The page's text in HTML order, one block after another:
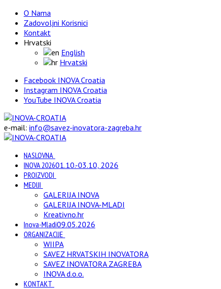
O Nama
Zadovoljni Korisnici
Kontakt
Hrvatski
English
Hrvatski
Facebook INOVA Croatia
Instagram INOVA Croatia
YouTube INOVA Croatia
e-mail: info@savez-inovatora-zagreba.hr
NASLOVNA
INOVA 202601.10.-03.10, 2026
PROIZVODI
MEDIJI
GALERIJA INOVA
GALERIJA INOVA-MLADI
Kreativno.hr
Inova-Mladi09.05.2026
ORGANIZACIJE
WIIPA
SAVEZ HRVATSKIH INOVATORA
SAVEZ INOVATORA ZAGREBA
INOVA d.o.o.
KONTAKT